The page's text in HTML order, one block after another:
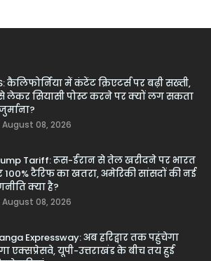
कैलिफोर्निया में कंटेंट क्रिएटर्स पर बढ़ी सख्ती,
लेकर सियासी पोस्ट करने पर क्यों लग सकता
August 08, 2026
Tariff: रूस-ईरान से तेल खरीदने पर भारत
100% टैरिफ का खतरा, अमेरिकी सांसदों की नई
क्या है?
August 08, 2026
Expressway: अब हरिद्वार तक पहुंचेगा
एक्सप्रेसवे, यूपी-उत्तराखंड के बीच तय हुई